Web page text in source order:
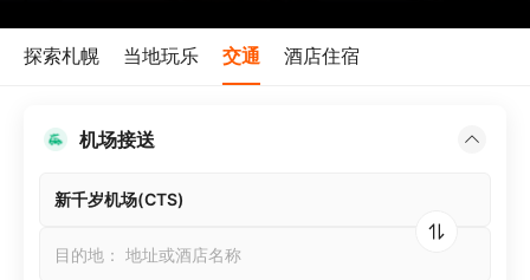
探索札幌 当地玩乐 交通 酒店住宿
机场接送
新千岁机场(CTS)
目的地： 地址或酒店名称